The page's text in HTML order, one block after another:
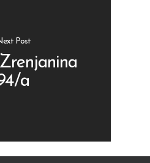
Post
a
Sušeno Voće